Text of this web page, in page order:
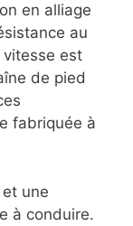
en alliage
au
est
de pied
fabriquée à
une
à conduire.